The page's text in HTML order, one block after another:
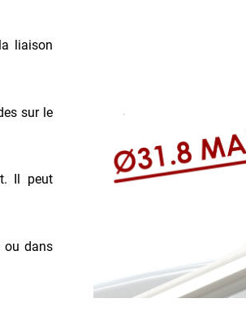
liaison
sur le
Il peut
ou dans